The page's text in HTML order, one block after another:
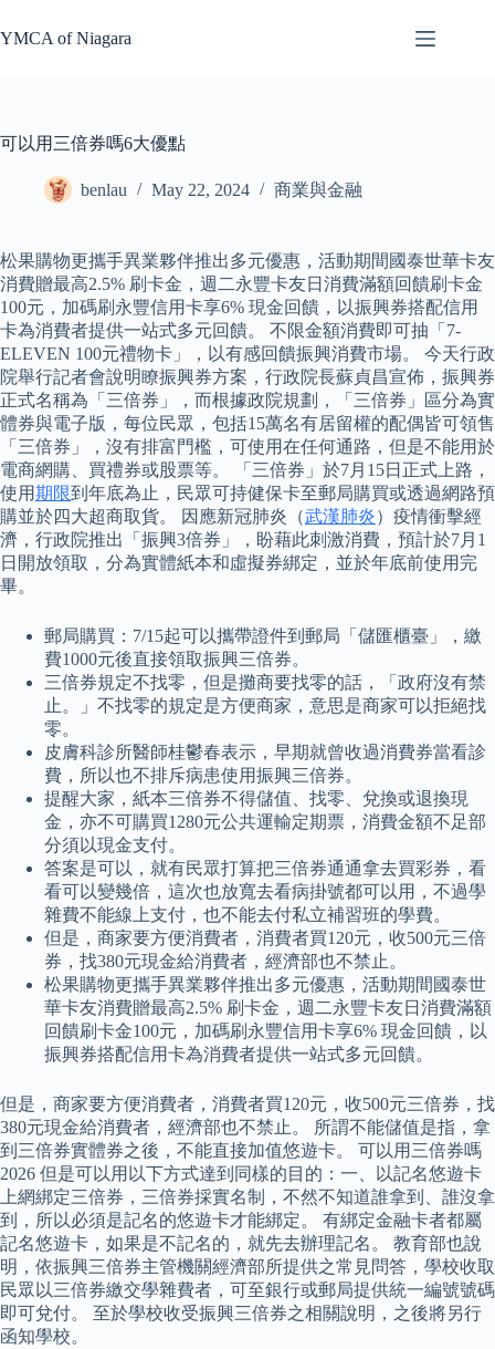
to
content
YMCA of Niagara
可以用三倍券嗎6大優點
benlau May 22, 2024 商業與金融
松果購物更攜手異業夥伴推出多元優惠，活動期間國泰世華卡友
消費贈最高2.5% 刷卡金，週二永豐卡友日消費滿額回饋刷卡金
100元，加碼刷永豐信用卡享6% 現金回饋，以振興券搭配信用
卡為消費者提供一站式多元回饋。 不限金額消費即可抽「7-
ELEVEN 100元禮物卡」，以有感回饋振興消費市場。 今天行政
院舉行記者會說明瞭振興券方案，行政院長蘇貞昌宣佈，振興券
正式名稱為「三倍券」，而根據政院規劃，「三倍券」區分為實
體券與電子版，每位民眾，包括15萬名有居留權的配偶皆可領售
「三倍券」，沒有排富門檻，可使用在任何通路，但是不能用於
電商網購、買禮券或股票等。 「三倍券」於7月15日正式上路，
使用期限到年底為止，民眾可持健保卡至郵局購買或透過網路預
購並於四大超商取貨。 因應新冠肺炎（武漢肺炎）疫情衝擊經
濟，行政院推出「振興3倍券」，盼藉此刺激消費，預計於7月1
日開放領取，分為實體紙本和虛擬券綁定，並於年底前使用完
畢。
郵局購買：7/15起可以攜帶證件到郵局「儲匯櫃臺」，繳
費1000元後直接領取振興三倍券。
三倍券規定不找零，但是攤商要找零的話，「政府沒有禁
止。」不找零的規定是方便商家，意思是商家可以拒絕找
零。
皮膚科診所醫師桂鬱春表示，早期就曾收過消費券當看診
費，所以也不排斥病患使用振興三倍券。
提醒大家，紙本三倍券不得儲值、找零、兌換或退換現
金，亦不可購買1280元公共運輸定期票，消費金額不足部
分須以現金支付。
答案是可以，就有民眾打算把三倍券通通拿去買彩券，看
看可以變幾倍，這次也放寬去看病掛號都可以用，不過學
雜費不能線上支付，也不能去付私立補習班的學費。
但是，商家要方便消費者，消費者買120元，收500元三倍
券，找380元現金給消費者，經濟部也不禁止。
松果購物更攜手異業夥伴推出多元優惠，活動期間國泰世
華卡友消費贈最高2.5% 刷卡金，週二永豐卡友日消費滿額
回饋刷卡金100元，加碼刷永豐信用卡享6% 現金回饋，以
振興券搭配信用卡為消費者提供一站式多元回饋。
但是，商家要方便消費者，消費者買120元，收500元三倍券，找
380元現金給消費者，經濟部也不禁止。 所謂不能儲值是指，拿
到三倍券實體券之後，不能直接加值悠遊卡。 可以用三倍券嗎
2026 但是可以用以下方式達到同樣的目的：一、以記名悠遊卡
上網綁定三倍券，三倍券採實名制，不然不知道誰拿到、誰沒拿
到，所以必須是記名的悠遊卡才能綁定。 有綁定金融卡者都屬
記名悠遊卡，如果是不記名的，就先去辦理記名。 教育部也說
明，依振興三倍券主管機關經濟部所提供之常見問答，學校收取
民眾以三倍券繳交學雜費者，可至銀行或郵局提供統一編號號碼
即可兌付。 至於學校收受振興三倍券之相關說明，之後將另行
函知學校。